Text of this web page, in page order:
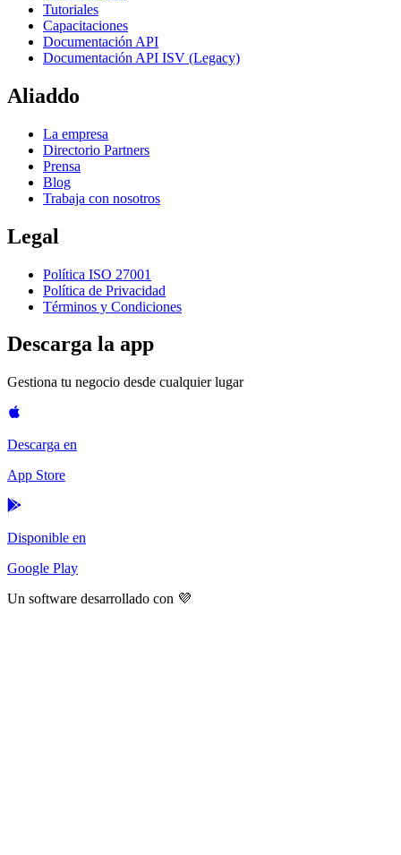
Tutoriales
Capacitaciones
Documentación API
Documentación API ISV (Legacy)
Aliaddo
La empresa
Directorio Partners
Prensa
Blog
Trabaja con nosotros
Legal
Política ISO 27001
Política de Privacidad
Términos y Condiciones
Descarga la app
Gestiona tu negocio desde cualquier lugar
Descarga en
App Store
Disponible en
Google Play
Un software desarrollado con 💜